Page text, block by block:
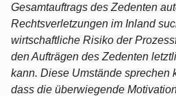
Gesamtauftrags des Zedenten
Rechtsverletzungen im Inland
wirtschaftliche Risiko der
den Aufträgen des Zedenten
kann. Diese Umstände sprechen
dass die überwiegende